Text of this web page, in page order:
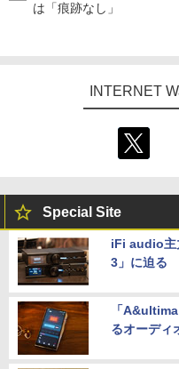
は「痕跡なし」
INTERNET
Special Site
iFi audio主
3」に迫る
「
るオーディ